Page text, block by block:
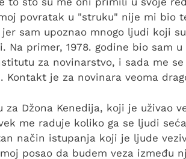
povratak u "struku" nije mi bio
sam upoznao mnogo ljudi koji
Na primer, 1978. godine bio sam
za novinarstvo, i sada me
Kontakt je za novinara veoma
za Džona Kenedija, koji je uživao
me raduje koliko ga se ljudi
način istupanja koji je ljude
posao da budem veza između